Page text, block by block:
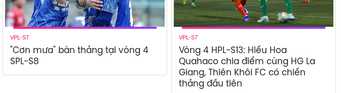
VPL-S7
"Cơn mưa" bàn thắng tại vòng 4
SPL-S8
VPL-S7
Vòng 4 HPL-S13: Hiếu Hoa
Quahaco chia điểm cùng HG La
Giang, Thiên Khôi FC có chiến
thắng đầu tiên